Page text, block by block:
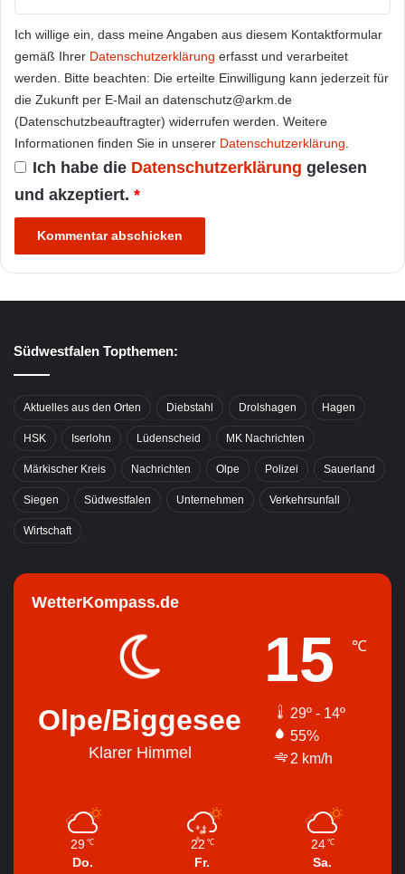
Ich willige ein, dass meine Angaben aus diesem Kontaktformular
gemäß Ihrer Datenschutzerklärung erfasst und verarbeitet
werden. Bitte beachten: Die erteilte Einwilligung kann jederzeit für
die Zukunft per E-Mail an datenschutz@arkm.de
(Datenschutzbeauftragter) widerrufen werden. Weitere
Informationen finden Sie in unserer Datenschutzerklärung.
Ich habe die Datenschutzerklärung gelesen
und akzeptiert. *
Südwestfalen Topthemen:
Aktuelles aus den Orten Diebstahl Drolshagen Hagen
HSK Iserlohn Lüdenscheid MK Nachrichten
Märkischer Kreis Nachrichten Olpe Polizei Sauerland
Siegen Südwestfalen Unternehmen Verkehrsunfall
Wirtschaft
WetterKompass.de
Olpe/Biggesee
Klarer Himmel
15 ℃
29º - 14º
55%
2 km/h
29 ℃
Do.
22 ℃
Fr.
24 ℃
Sa.